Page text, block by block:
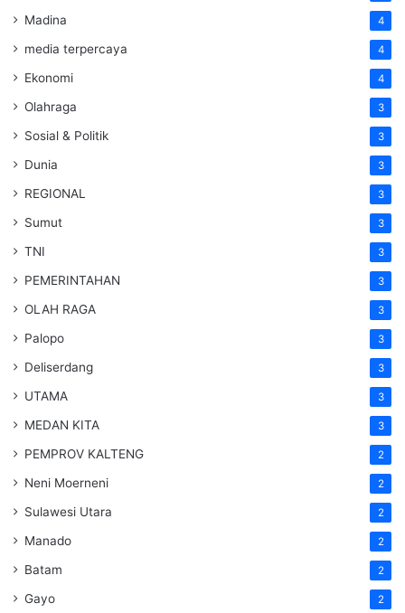
Madina 4
media terpercaya 4
Ekonomi 4
Olahraga 3
Sosial & Politik 3
Dunia 3
REGIONAL 3
Sumut 3
TNI 3
PEMERINTAHAN 3
OLAH RAGA 3
Palopo 3
Deliserdang 3
UTAMA 3
MEDAN KITA 3
PEMPROV KALTENG 2
Neni Moerneni 2
Sulawesi Utara 2
Manado 2
Batam 2
Gayo 2